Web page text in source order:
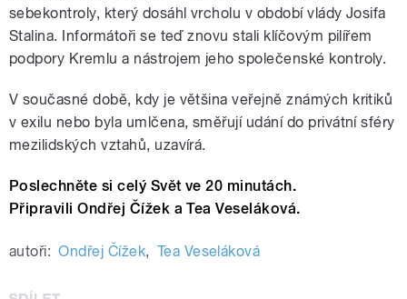
sebekontroly, který dosáhl vrcholu v období vlády Josifa
Stalina. Informátoři se teď znovu stali klíčovým pilířem
podpory Kremlu a nástrojem jeho společenské kontroly.
V současné době, kdy je většina veřejně známých kritiků
v exilu nebo byla umlčena, směřují udání do privátní sféry
mezilidských vztahů, uzavírá.
Poslechněte si celý Svět ve 20 minutách.
Připravili Ondřej Čížek a Tea Veseláková.
autoři: Ondřej Čížek, Tea Veseláková